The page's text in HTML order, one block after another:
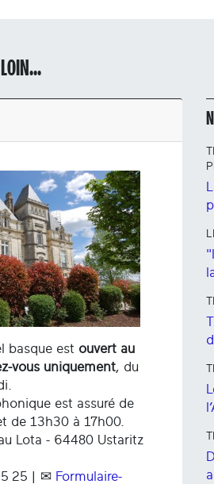
basque est ouvert au
vous uniquement, du
est assuré de
de 13h30 à 17h00.
Lota - 64480 Ustaritz
25 | ✉ Formulaire-